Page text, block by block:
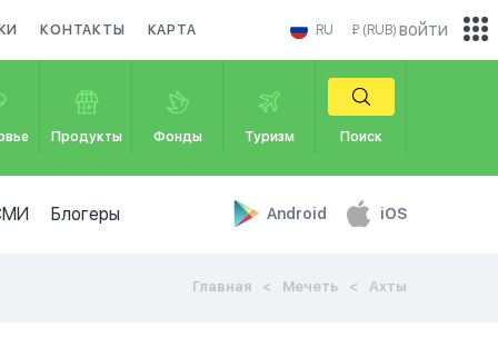
КОНТАКТЫ КАРТА RU ₽ (RUB)
Продукты Фонды Туризм Поиск
Блогеры Android iOS
войти
Главная Мечеть Ахты